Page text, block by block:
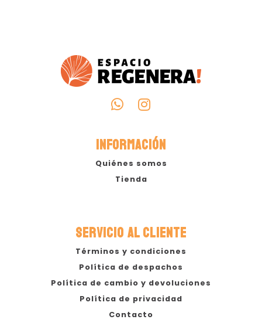
INFORMACIÓN
Quiénes somos
Tienda
SERVICIO AL CLIENTE
Términos y condiciones
Política de despachos
Política de cambio y devoluciones
Política de privacidad
Contacto